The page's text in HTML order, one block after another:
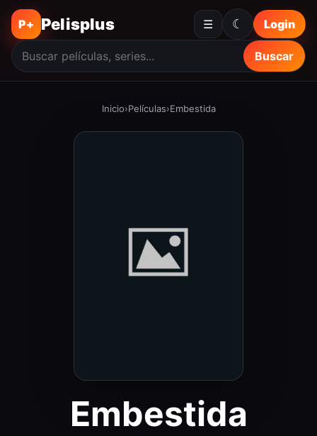
P+ Pelisplus ☰
Buscar
Login
☾
Inicio›Películas›Embestida
Embestida